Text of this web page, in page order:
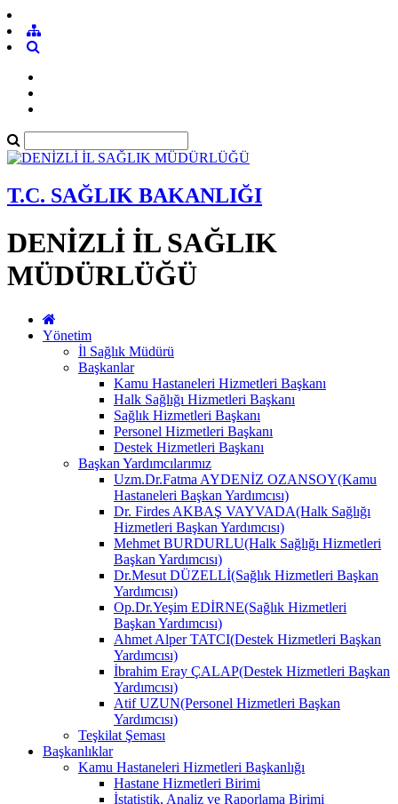
T.C. SAĞLIK BAKANLIĞI
DENİZLİ İL SAĞLIK
MÜDÜRLÜĞÜ
Yönetim
İl Sağlık Müdürü
Başkanlar
Kamu Hastaneleri Hizmetleri Başkanı
Halk Sağlığı Hizmetleri Başkanı
Sağlık Hizmetleri Başkanı
Personel Hizmetleri Başkanı
Destek Hizmetleri Başkanı
Başkan Yardımcılarımız
Uzm.Dr.Fatma AYDENİZ OZANSOY(Kamu
Hastaneleri Başkan Yardımcısı)
Dr. Firdes AKBAŞ VAYVADA(Halk Sağlığı
Hizmetleri Başkan Yardımcısı)
Mehmet BURDURLU(Halk Sağlığı Hizmetleri
Başkan Yardımcısı)
Dr.Mesut DÜZELLİ(Sağlık Hizmetleri Başkan
Yardımcısı)
Op.Dr.Yeşim EDİRNE(Sağlık Hizmetleri
Başkan Yardımcısı)
Ahmet Alper TATCI(Destek Hizmetleri Başkan
Yardımcısı)
İbrahim Eray ÇALAP(Destek Hizmetleri Başkan
Yardımcısı)
Atif UZUN(Personel Hizmetleri Başkan
Yardımcısı)
Teşkilat Şeması
Başkanlıklar
Kamu Hastaneleri Hizmetleri Başkanlığı
Hastane Hizmetleri Birimi
İstatistik, Analiz ve Raporlama Birimi